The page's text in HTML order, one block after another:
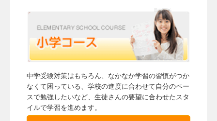
中学受験対策はもちろん、なかなか学習の習慣がつか
なくて困っている、学校の進度に合わせて自分のペー
スで勉強したいなど、生徒さんの要望に合わせたスタ
イルで学習を進めます。